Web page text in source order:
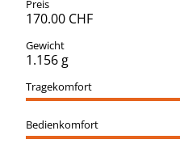
170.00 CHF
1.156 g